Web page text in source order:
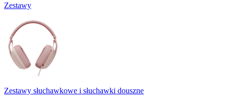
Zestawy
Zestawy słuchawkowe i słuchawki douszne